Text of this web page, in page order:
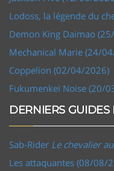
Lodoss, la légende du
Demon King Daimao
Mechanical Marie (24/
Coppelion (02/04/2026)
Fukumenkei Noise (20/
DERNIERS GUIDES
Sab-Rider Le chevalier
Les attaquantes (08/08/